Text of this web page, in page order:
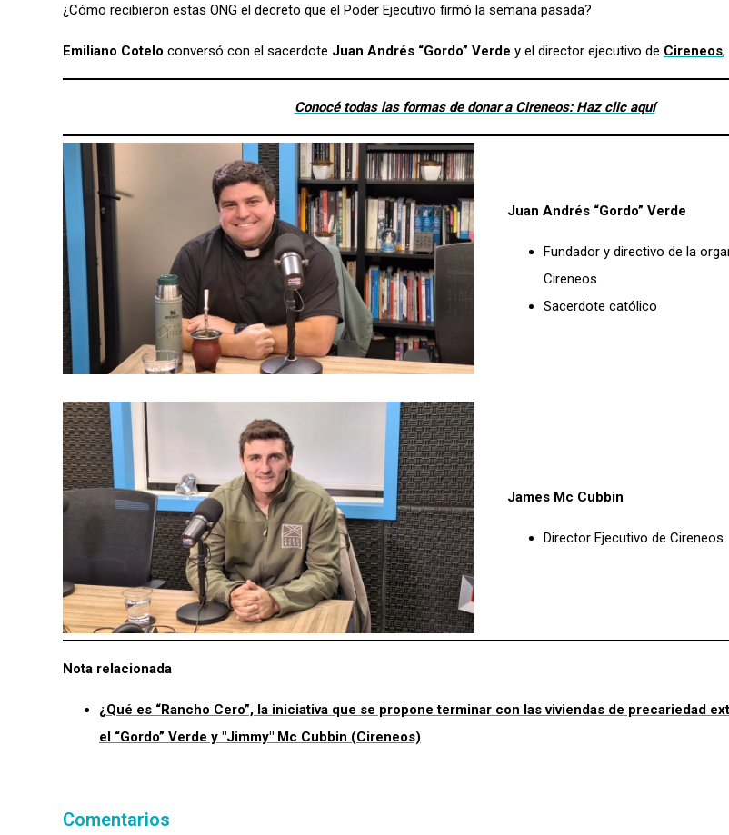
¿Cómo recibieron estas ONG el decreto que el Poder Ejecutivo firmó la semana pasada?
Emiliano Cotelo conversó con el sacerdote Juan Andrés “Gordo” Verde y el director ejecutivo de Cireneos,
Conocé todas las formas de donar a Cireneos: Haz clic aquí
Juan Andrés “Gordo” Verde
Fundador y directivo de la
Cireneos
Sacerdote católico
James Mc Cubbin
Director Ejecutivo de Cireneos
Nota relacionada
¿Qué es “Rancho Cero”, la iniciativa que se propone terminar con las viviendas de precariedad
el “Gordo” Verde y "Jimmy" Mc Cubbin (Cireneos)
Comentarios